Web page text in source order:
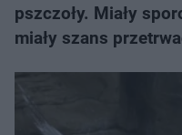
pszczoły. Miały
miały szans